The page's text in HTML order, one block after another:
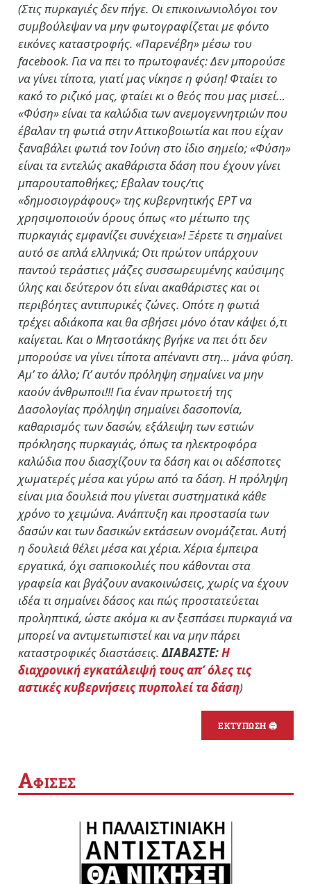
(Στις πυρκαγιές δεν πήγε. Οι επικοινωνιολόγοι τον
συμβούλεψαν να μην φωτογραφίζεται με φόντο
εικόνες καταστροφής. «Παρενέβη» μέσω του
facebook. Για να πει το πρωτοφανές: Δεν μπορούσε
να γίνει τίποτα, γιατί μας νίκησε η φύση! Φταίει το
κακό το ριζικό μας, φταίει κι ο θεός που μας μισεί…
«Φύση» είναι τα καλώδια των ανεμογεννητριών που
έβαλαν τη φωτιά στην Αττικοβοιωτία και που είχαν
ξαναβάλει φωτιά τον Ιούνη στο ίδιο σημείο; «Φύση»
είναι τα εντελώς ακαθάριστα δάση που έχουν γίνει
μπαρουταποθήκες; Εβαλαν τους/τις
«δημοσιογράφους» της κυβερνητικής ΕΡΤ να
χρησιμοποιούν όρους όπως «το μέτωπο της
πυρκαγιάς εμφανίζει συνέχεια»! Ξέρετε τι σημαίνει
αυτό σε απλά ελληνικά; Οτι πρώτον υπάρχουν
παντού τεράστιες μάζες συσσωρευμένης καύσιμης
ύλης και δεύτερον ότι είναι ακαθάριστες και οι
περιβόητες αντιπυρικές ζώνες. Οπότε η φωτιά
τρέχει αδιάκοπα και θα σβήσει μόνο όταν κάψει ό,τι
καίγεται. Και ο Μητσοτάκης βγήκε να πει ότι δεν
μπορούσε να γίνει τίποτα απέναντι στη… μάνα φύση.
Αμ’ το άλλο; Γι’ αυτόν πρόληψη σημαίνει να μην
καούν άνθρωποι!!! Για έναν πρωτοετή της
Δασολογίας πρόληψη σημαίνει δασοπονία,
καθαρισμός των δασών, εξάλειψη των εστιών
πρόκλησης πυρκαγιάς, όπως τα ηλεκτροφόρα
καλώδια που διασχίζουν τα δάση και οι αδέσποτες
χωματερές μέσα και γύρω από τα δάση. Η πρόληψη
είναι μια δουλειά που γίνεται συστηματικά κάθε
χρόνο το χειμώνα. Ανάπτυξη και προστασία των
δασών και των δασικών εκτάσεων ονομάζεται. Αυτή
η δουλειά θέλει μέσα και χέρια. Χέρια έμπειρα
εργατικά, όχι σαπιοκοιλιές που κάθονται στα
γραφεία και βγάζουν ανακοινώσεις, χωρίς να έχουν
ιδέα τι σημαίνει δάσος και πώς προστατεύεται
προληπτικά, ώστε ακόμα κι αν ξεσπάσει πυρκαγιά να
μπορεί να αντιμετωπιστεί και να μην πάρει
καταστροφικές διαστάσεις.ΔΙΑΒΑΣΤΕ:Η
διαχρονική εγκατάλειψή τους απ’ όλες τις
αστικές κυβερνήσεις πυρπολεί τα δάση)
ΕΚΤΥΠΩΣΗ 🖨
ΑΦΙΣΕΣ